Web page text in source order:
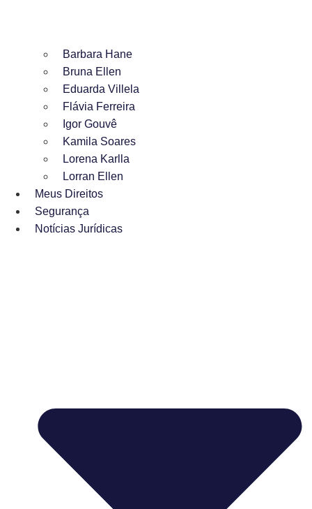
Barbara Hane
Bruna Ellen
Eduarda Villela
Flávia Ferreira
Igor Gouvê
Kamila Soares
Lorena Karlla
Lorran Ellen
Meus Direitos
Segurança
Notícias Jurídicas